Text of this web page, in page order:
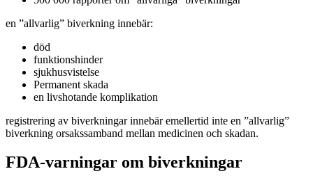
en ”allvarlig” biverkning innebär:
död
funktionshinder
sjukhusvistelse
Permanent skada
en livshotande komplikation
registrering av biverkningar innebär emellertid inte en ”allvarlig”
biverkning orsakssamband mellan medicinen och skadan.
FDA-varningar om biverkningar